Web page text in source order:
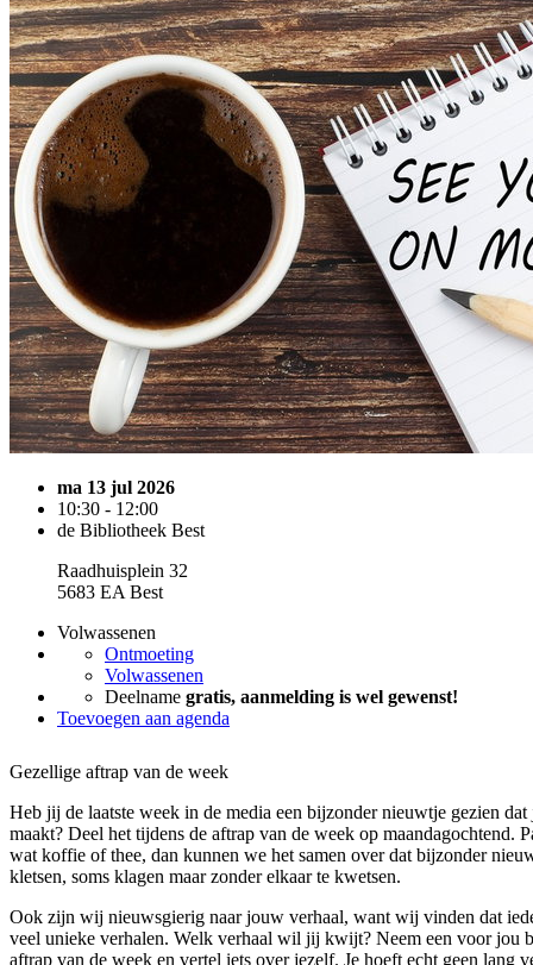
ma 13 jul 2026
10:30 - 12:00
de Bibliotheek Best
Raadhuisplein 32
5683 EA Best
Volwassenen
Ontmoeting
Volwassenen
Deelname gratis, aanmelding is wel gewenst!
Toevoegen aan agenda
Gezellige aftrap van de week
Heb jij de laatste week in de media een bijzonder nieuwtje gezien
maakt? Deel het tijdens de aftrap van de week op maandagochtend.
wat koffie of thee, dan kunnen we het samen over dat bijzonder
kletsen, soms klagen maar zonder elkaar te kwetsen.
Ook zijn wij nieuwsgierig naar jouw verhaal, want wij vinden dat
veel unieke verhalen. Welk verhaal wil jij kwijt? Neem een voor jou
aftrap van de week en vertel iets over jezelf. Je hoeft echt geen lang